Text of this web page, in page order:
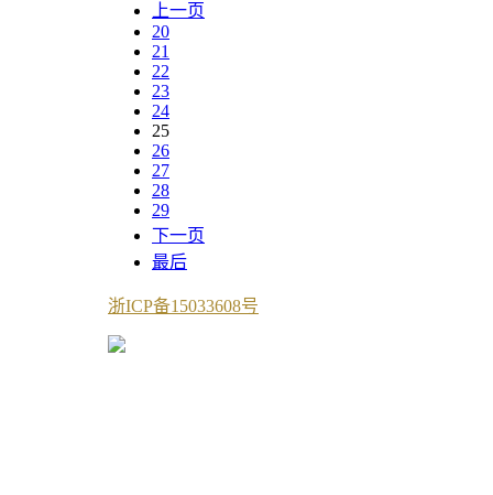
上一页
20
21
22
23
24
25
26
27
28
29
下一页
最后
浙ICP备15033608号